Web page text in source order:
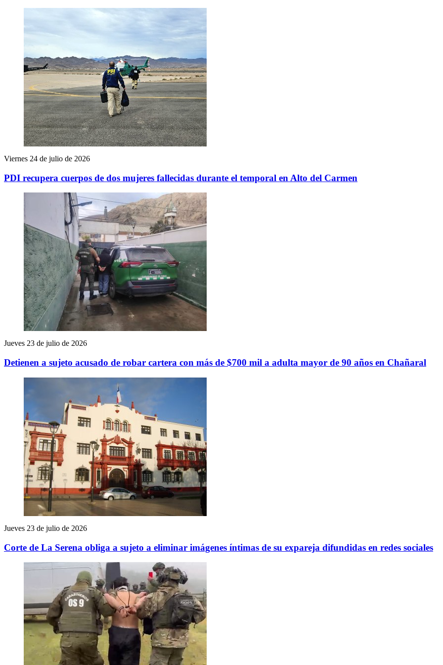
Viernes 24 de julio de 2026
PDI recupera cuerpos de dos mujeres fallecidas durante el temporal en Alto del Carmen
Jueves 23 de julio de 2026
Detienen a sujeto acusado de robar cartera con más de $700 mil a adulta mayor de 90 años en Chañaral
Jueves 23 de julio de 2026
Corte de La Serena obliga a sujeto a eliminar imágenes íntimas de su expareja difundidas en redes sociales